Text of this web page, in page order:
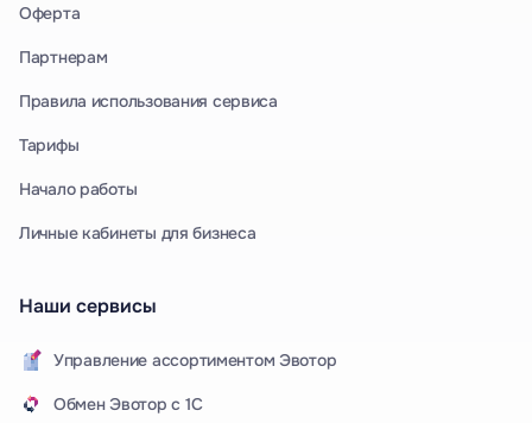
Оферта
Партнерам
Правила использования сервиса
Тарифы
Начало работы
Личные кабинеты для бизнеса
Наши сервисы
Управление ассортиментом Эвотор
Обмен Эвотор с 1С